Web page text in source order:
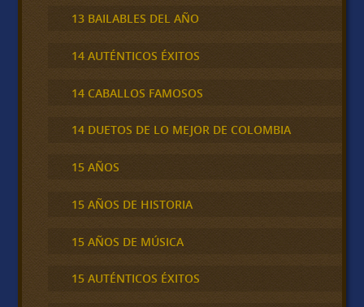
13 BAILABLES DEL AÑO
14 AUTÉNTICOS ÉXITOS
14 CABALLOS FAMOSOS
14 DUETOS DE LO MEJOR DE COLOMBIA
15 AÑOS
15 AÑOS DE HISTORIA
15 AÑOS DE MÚSICA
15 AUTÉNTICOS ÉXITOS